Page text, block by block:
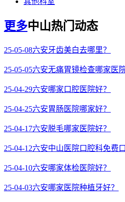
更多中山热门动态
25-05-08六安牙齿美白去哪里？
25-05-05六安无痛胃镜检查哪家医院
25-04-29六安哪家口腔医院好？
25-04-25六安胃肠医院哪家好？
25-04-17六安脱毛哪家医院好？
25-04-12六安中山医院口腔科免费
25-04-10六安哪家体检医院好？
25-04-03六安哪家医院种植牙好？